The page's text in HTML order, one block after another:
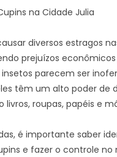
na Cidade Julia
diversos estragos
prejuízos
insetos parecem ser
têm um alto poder de
livros, roupas, papéis e
é importante saber
e fazer o controle